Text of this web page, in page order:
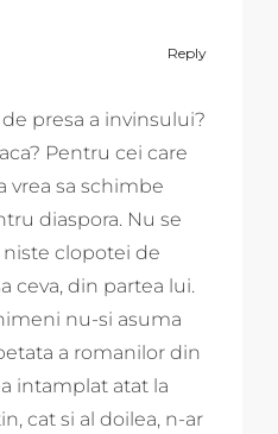
Reply
presa a invinsului?
Pentru cei care
vrea sa schimbe
diaspora. Nu se
clopotei de
ceva, din partea lui.
nu-si asuma
a romanilor din
intamplat atat la
cat si al doilea, n-ar